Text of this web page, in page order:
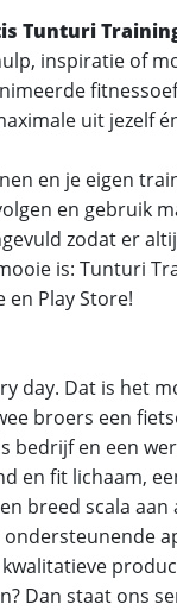
Tunturi
inspiratie of
uit jezelf
en je eigen
en gebruik
zodat er
is: Tunturi
en Play Store!
day. Dat is het
broers een
bedrijf en een
en fit lichaam,
breed scala
ondersteunende
Dan staat ons